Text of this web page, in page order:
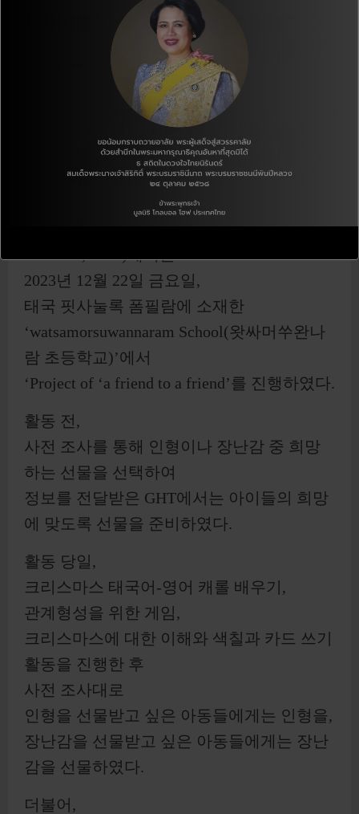
태국글로벌희망사무소(Global Hope
2023년 12월 22일 금요일,
태국 핏사눌록 폼필람에 소재한
‘watsamorsuwannaram School(왓싸머쑤완나
람 초등학교)’에서
‘Project of ‘a friend to a friend’를 진행하였다.
활동 전,
사전 조사를 통해 인형이나 장난감 중 희망
하는 선물을 선택하여
정보를 전달받은 GHT에서는 아이들의 희망
에 맞도록 선물을 준비하였다.
​활동 당일,
크리스마스 태국어-영어 캐롤 배우기,
관계형성을 위한 게임,
크리스마스에 대한 이해와 색칠과 카드 쓰기
활동을 진행한 후
사전 조사대로
인형을 선물받고 싶은 아동들에게는 인형을,
장난감을 선물받고 싶은 아동들에게는 장난
감을 선물하였다.
​더불어,